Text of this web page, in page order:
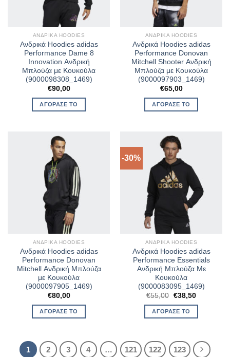
ΑΝΔΡΙΚΆ HOODIES
Ανδρικά Hoodies adidas
Performance Dame 8
Innovation Ανδρική
Μπλούζα με Κουκούλα
(9000098308_1469)
€90,00
ΑΓΌΡΑΣΈ ΤΟ
ΑΝΔΡΙΚΆ HOODIES
Ανδρικά Hoodies adidas
Performance Donovan
Mitchell Shooter Ανδρική
Μπλούζα με Κουκούλα
(9000097903_1469)
€65,00
ΑΓΌΡΑΣΈ ΤΟ
ΑΝΔΡΙΚΆ HOODIES
Ανδρικά Hoodies adidas
Performance Donovan
Mitchell Ανδρική Μπλούζα
με Κουκούλα
(9000097905_1469)
€80,00
ΑΓΌΡΑΣΈ ΤΟ
-30%
ΑΝΔΡΙΚΆ HOODIES
Ανδρικά Hoodies adidas
Performance Essentials
Ανδρική Μπλούζα Με
Κουκούλα
(9000083095_1469)
€55,00 Original
was:
€55,00.
€38,50Η
ΑΓΌΡΑΣΈ ΤΟ
1 2 3 4 … 121 122 123